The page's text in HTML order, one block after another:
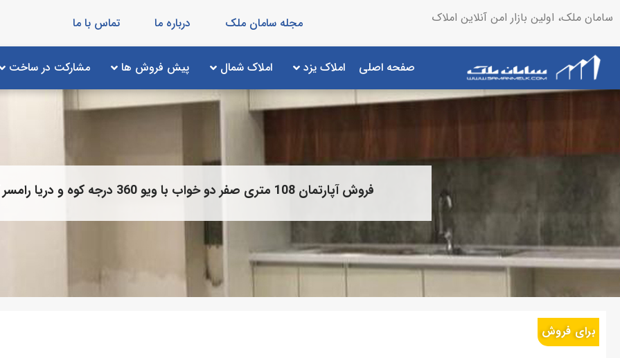
سامان ملک، اولین بازار امن آنلاین املاک مجله سامان ملک درباره ما تماس با ما
صفحه اصلی املاک یزد املاک شمال پیش فروش ها مشارکت در ساخت
فروش آپارتمان 108 متری صفر دو خواب با ویو 360 درجه کوه و دریا رامسر کد 2010036
برای فروش